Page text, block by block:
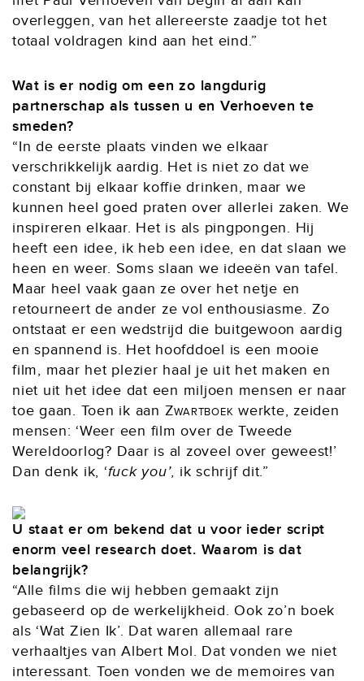
overleggen, van het allereerste zaadje tot het
totaal voldragen kind aan het eind.”
Wat is er nodig om een zo langdurig
partnerschap als tussen u en Verhoeven te
smeden?
“In de eerste plaats vinden we elkaar
verschrikkelijk aardig. Het is niet zo dat we
constant bij elkaar koffie drinken, maar we
kunnen heel goed praten over allerlei zaken. We
inspireren elkaar. Het is als pingpongen. Hij
heeft een idee, ik heb een idee, en dat slaan we
heen en weer. Soms slaan we ideeën van tafel.
Maar heel vaak gaan ze over het netje en
retourneert de ander ze vol enthousiasme. Zo
ontstaat er een wedstrijd die buitgewoon aardig
en spannend is. Het hoofddoel is een mooie
film, maar het plezier haal je uit het maken en
niet uit het idee dat een miljoen mensen er naar
toe gaan. Toen ik aan Zwartboek werkte, zeiden
mensen: ‘Weer een film over de Tweede
Wereldoorlog? Daar is al zoveel over geweest!’
Dan denk ik, ‘fuck you’, ik schrijf dit.”
U staat er om bekend dat u voor ieder script
enorm veel research doet. Waarom is dat
belangrijk?
“Alle films die wij hebben gemaakt zijn
gebaseerd op de werkelijkheid. Ook zo’n boek
als ‘Wat Zien Ik’. Dat waren allemaal rare
verhaaltjes van Albert Mol. Dat vonden we niet
interessant. Toen vonden we de memoires van